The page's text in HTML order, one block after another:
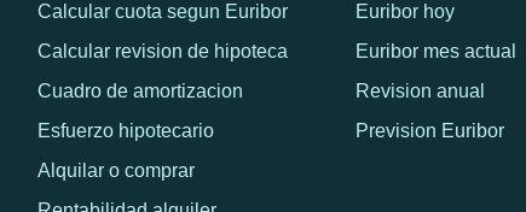
Calcular cuota segun Euribor
Calcular revision de hipoteca
Cuadro de amortizacion
Esfuerzo hipotecario
Alquilar o comprar
Euribor hoy
Euribor mes actual
Revision anual
Prevision Euribor